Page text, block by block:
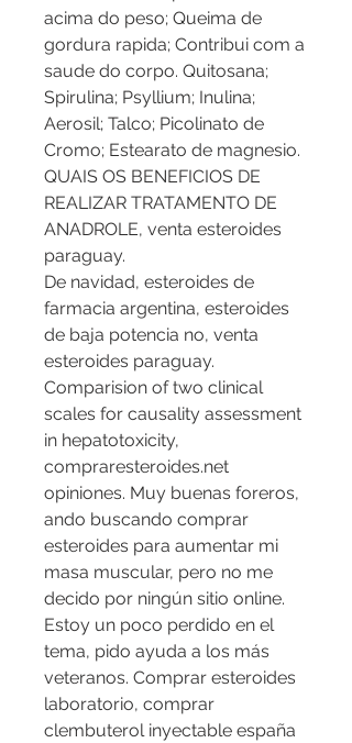
acima do peso; Queima de
gordura rapida; Contribui com a
saude do corpo. Quitosana;
Spirulina; Psyllium; Inulina;
Aerosil; Talco; Picolinato de
Cromo; Estearato de magnesio.
QUAIS OS BENEFICIOS DE
REALIZAR TRATAMENTO DE
ANADROLE, venta esteroides
paraguay.
De navidad, esteroides de
farmacia argentina, esteroides
de baja potencia no, venta
esteroides paraguay.
Comparision of two clinical
scales for causality assessment
in hepatotoxicity,
compraresteroides.net
opiniones. Muy buenas foreros,
ando buscando comprar
esteroides para aumentar mi
masa muscular, pero no me
decido por ningún sitio online.
Estoy un poco perdido en el
tema, pido ayuda a los más
veteranos. Comprar esteroides
laboratorio, comprar
clembuterol inyectable españa